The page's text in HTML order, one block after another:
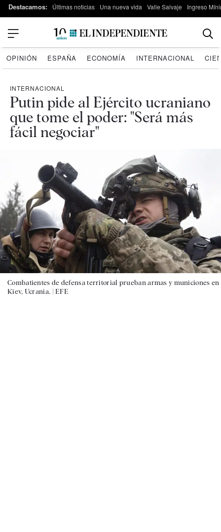
Destacamos: Últimas noticias Una nueva vida Valle Salvaje Ingreso
OPINIÓN ESPAÑA ECONOMÍA INTERNACIONAL
INTERNACIONAL
Putin pide al Ejército ucraniano
que tome el poder: "Será más
fácil negociar"
Combatientes de defensa territorial prueban armas y municiones en
Kiev, Ucrania. |EFE